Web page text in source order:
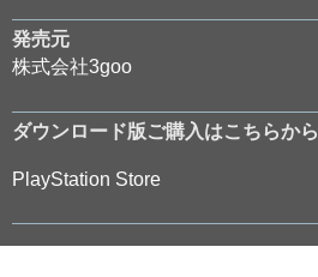
発売元
株式会社3goo
ダウンロード版ご購入はこちらから
PlayStation Store